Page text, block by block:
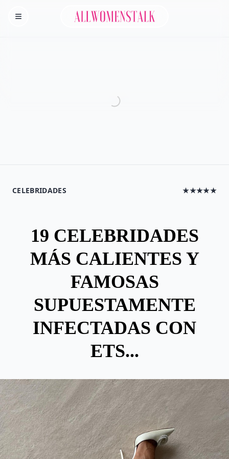
Homepage
Allwomenstalk
CELEBRIDADES ★★★★★
19 CELEBRIDADES
MÁS CALIENTES Y
FAMOSAS
SUPUESTAMENTE
INFECTADAS CON
ETS...